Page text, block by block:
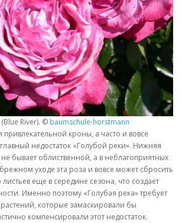
River). © baumschule-horstmann
кроны, а часто и вовсе
недостаток «Голубой реки». Нижняя
не бывает облиственной, а в неблагоприятных
уходе эта роза и вовсе может сбросить
еще в середине сезона, что создает
Именно поэтому «Голубая река» требует
которые замаскировали бы
компенсировали этот недостаток.